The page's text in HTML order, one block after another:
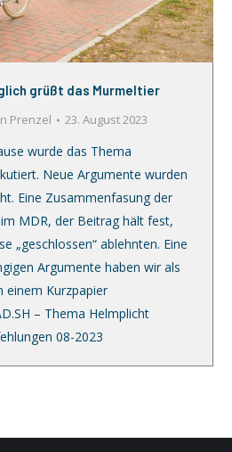
grüßt das Murmeltier
Prenzel 23. August 2023
wurde das Thema
Neue Argumente wurden
Eine Zusammenfasung der
MDR, der Beitrag hält fest,
„geschlossen“ ablehnten. Eine
Argumente haben wir als
einem Kurzpapier
– Thema Helmplicht
08-2023